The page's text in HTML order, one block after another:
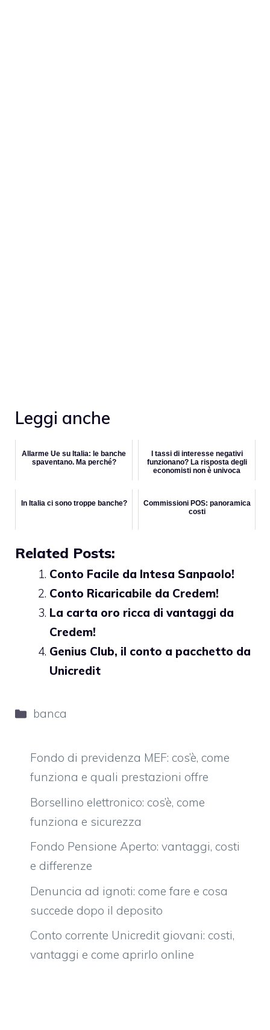
Leggi anche
Allarme Ue su Italia: le banche
spaventano. Ma perché?
I tassi di interesse negativi
funzionano? La risposta degli
economisti non è univoca
In Italia ci sono troppe banche?
Commissioni POS: panoramica
costi
Related Posts:
Conto Facile da Intesa Sanpaolo!
Conto Ricaricabile da Credem!
La carta oro ricca di vantaggi da
Credem!
Genius Club, il conto a pacchetto da
Unicredit
Categorie
banca
Fondo di previdenza MEF: cos’è, come
funziona e quali prestazioni offre
Borsellino elettronico: cos’è, come
funziona e sicurezza
Fondo Pensione Aperto: vantaggi, costi
e differenze
Denuncia ad ignoti: come fare e cosa
succede dopo il deposito
Conto corrente Unicredit giovani: costi,
vantaggi e come aprirlo online